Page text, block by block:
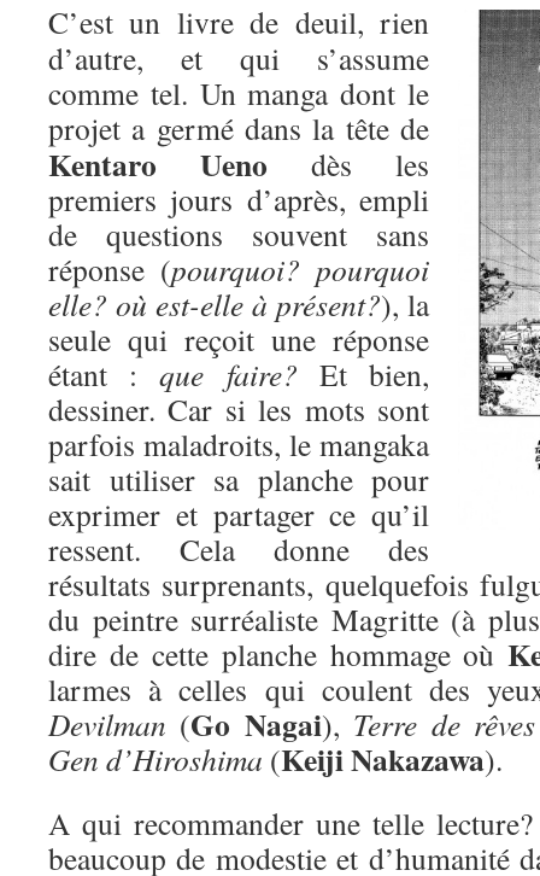
C’est un livre de deuil, rien
d’autre, et qui s’assume
comme tel. Un manga dont le
projet a germé dans la tête de
Kentaro Ueno dès les
premiers jours d’après, empli
de questions souvent sans
réponse (pourquoi? pourquoi
elle? où est-elle à présent?), la
seule qui reçoit une réponse
étant :que faire? Et bien,
dessiner. Car si les mots sont
parfois maladroits, le mangaka
sait utiliser sa planche pour
exprimer et partager ce qu’il
ressent. Cela donne des
résultats surprenants, quelquefois
du peintre surréaliste Magritte (à
dire de cette planche hommage où
larmes à celles qui coulent des
Devilman (Go Nagai), Terre de rêves
Gen d’Hiroshima (Keiji Nakazawa).
A qui recommander une telle
beaucoup de modestie et d’humanité